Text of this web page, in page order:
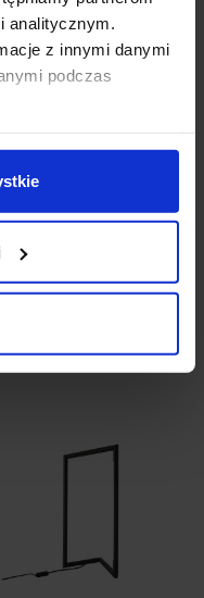
analitycznym.
z innymi danymi
podczas
CALI LE41367
zł